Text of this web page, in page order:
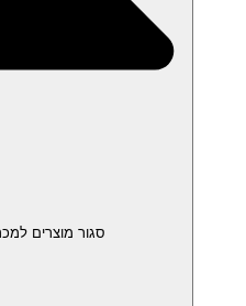
סגור מוצרים